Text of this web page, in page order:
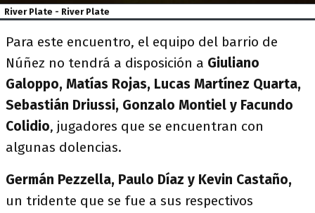
River Plate - River Plate
Para este encuentro, el equipo del barrio de
Núñez no tendrá a disposición a Giuliano
Galoppo, Matías Rojas, Lucas Martínez Quarta,
Sebastián Driussi, Gonzalo Montiel y Facundo
Colidio, jugadores que se encuentran con
algunas dolencias.
Germán Pezzella, Paulo Díaz y Kevin Castaño,
un tridente que se fue a sus respectivos